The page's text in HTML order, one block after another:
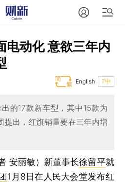
电动化 意欲三年内
T中
English
的17款新车型，其中15款为
提出，红旗销量要在三年内增
安丽敏） 新董事长徐留平就
1月8日在人民大会堂发布红